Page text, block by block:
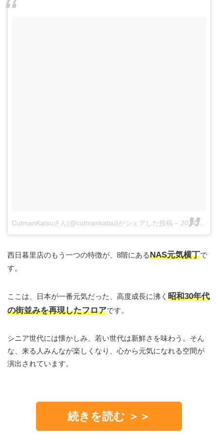
CutmanKatsuさん(@cutmankatsu)がシェアした投稿 – 2014 9月 19 10:40午後 PDT
西日暮里店のもう一つの特徴が、8階にあるNAS元気横丁で
す。
ここは、日本が一番元気だった、高度成長に沸く 昭和30年代
の街並みを再現したフロアです。
シニア世代には懐かしみ、若い世代は新鮮さを味わう。そん
な、来る人みんなが楽しくなり、心から元気になれる空間が
演出されています。
続きを読む ＞＞